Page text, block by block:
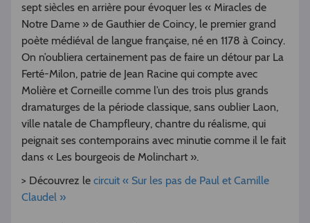
sept siècles en arrière pour évoquer les « Miracles de
Notre Dame » de Gauthier de Coincy, le premier grand
poète médiéval de langue française, né en 1178 à Coincy.
On n’oubliera certainement pas de faire un détour par La
Ferté-Milon, patrie de Jean Racine qui compte avec
Molière et Corneille comme l’un des trois plus grands
dramaturges de la période classique, sans oublier Laon,
ville natale de Champfleury, chantre du réalisme, qui
peignait ses contemporains avec minutie comme il le fait
dans « Les bourgeois de Molinchart ».
> Découvrez le circuit « Sur les pas de Paul et Camille
Claudel »